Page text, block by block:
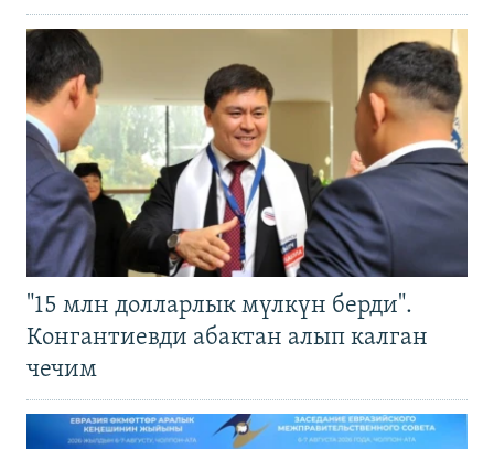
"15 млн долларлык мүлкүн берди".
Конгантиевди абактан алып калган
чечим